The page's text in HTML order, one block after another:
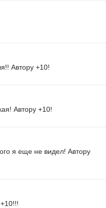
Автору +10!
Автору +10!
я еще не видел! Автору